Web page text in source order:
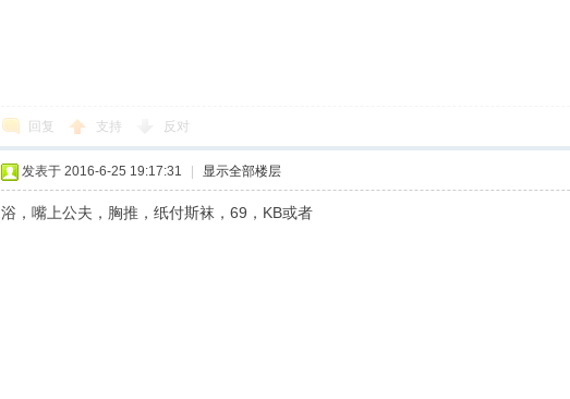
回复 支持 反对
发表于 2016-6-25 19:17:31 显示全部楼层
浴，嘴上公夫，胸推，纸付斯袜，69，KB或者